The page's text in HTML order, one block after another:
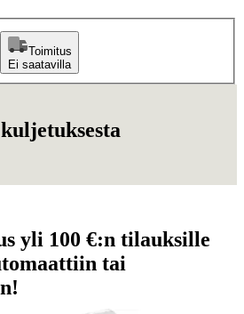
Toimitus
Ei saatavilla
yli 100 €:n tilauksille
tai